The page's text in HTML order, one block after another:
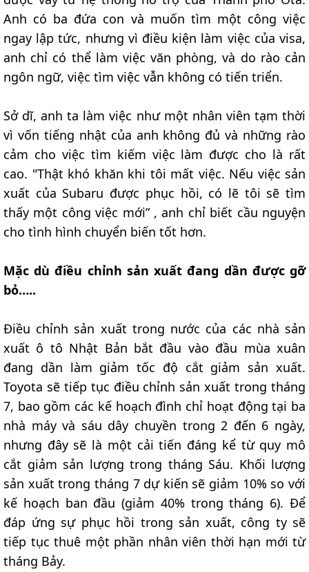
Anh có ba đứa con và muốn tìm một công việc
ngay lập tức, nhưng vì điều kiện làm việc của visa,
anh chỉ có thể làm việc văn phòng, và do rào cản
ngôn ngữ, việc tìm việc vẫn không có tiến triển.
Sở dĩ, anh ta làm việc như một nhân viên tạm thời
vì vốn tiếng nhật của anh không đủ và những rào
cảm cho việc tìm kiếm việc làm được cho là rất
cao. "Thật khó khăn khi tôi mất việc. Nếu việc sản
xuất của Subaru được phục hồi, có lẽ tôi sẽ tìm
thấy một công việc mới” , anh chỉ biết cầu nguyện
cho tình hình chuyển biến tốt hơn.
Mặc dù điều chỉnh sản xuất đang dần được gỡ
bỏ…..
Điều chỉnh sản xuất trong nước của các nhà sản
xuất ô tô Nhật Bản bắt đầu vào đầu mùa xuân
đang dần làm giảm tốc độ cắt giảm sản xuất.
Toyota sẽ tiếp tục điều chỉnh sản xuất trong tháng
7, bao gồm các kế hoạch đình chỉ hoạt động tại ba
nhà máy và sáu dây chuyền trong 2 đến 6 ngày,
nhưng đây sẽ là một cải tiến đáng kể từ quy mô
cắt giảm sản lượng trong tháng Sáu. Khối lượng
sản xuất trong tháng 7 dự kiến sẽ giảm 10% so với
kế hoạch ban đầu (giảm 40% trong tháng 6). Để
đáp ứng sự phục hồi trong sản xuất, công ty sẽ
tiếp tục thuê một phần nhân viên thời hạn mới từ
tháng Bảy.